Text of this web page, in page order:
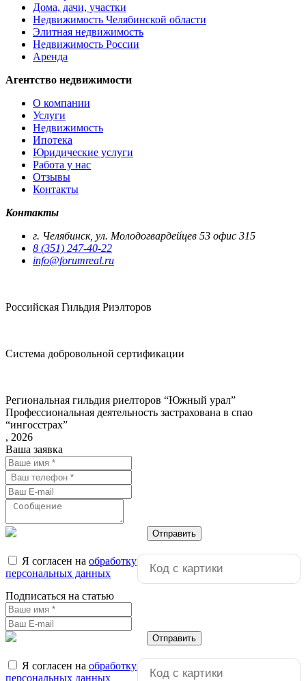
Дома, дачи, участки
Недвижимость Челябинской области
Элитная недвижимость
Недвижимость России
Аренда
Агентство недвижимости
О компании
Услуги
Недвижимость
Ипотека
Юридические услуги
Работа у нас
Отзывы
Контакты
Контакты
г. Челябинск, ул. Молодогвардейцев 53 офис 315
8 (351) 247-40-22
info@forumreal.ru
Российская Гильдия Риэлторов
Система добровольной сертификации
Региональная гильдия риелторов “Южный урал”
Профессиональная деятельность застрахована в спао
“ингосстрах”
, 2026
Ваша заявка
Отправить
Я согласен на обработку
персональных данных
Подписаться на статью
Отправить
Я согласен на обработку
персональных данных